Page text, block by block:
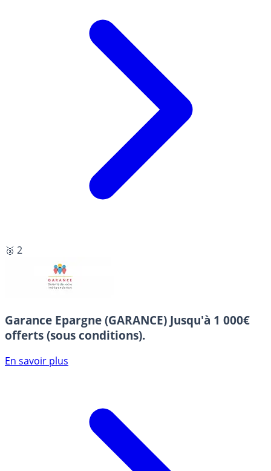
🥈 2
Garance Epargne (GARANCE) Jusqu'à 1 000€
offerts (sous conditions).
En savoir plus